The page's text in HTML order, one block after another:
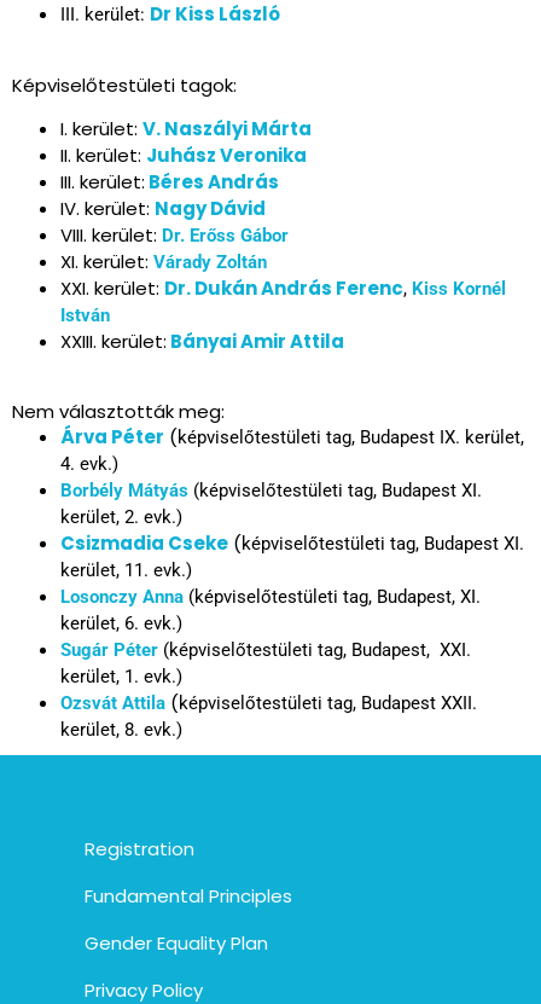
III. kerület: Dr Kiss László
Képviselőtestületi tagok:
I. kerület: V. Naszályi Márta
II. kerület: Juhász Veronika
III. kerület: Béres András
IV. kerület: Nagy Dávid
VIII. kerület: Dr. Erőss Gábor
XI. kerület: Várady Zoltán
XXI. kerület: Dr. Dukán András Ferenc, Kiss Kornél
István
XXIII. kerület: Bányai Amir Attila
Nem választották meg:
Árva Péter (képviselőtestületi tag, Budapest IX. kerület,
4. evk.)
Borbély Mátyás (képviselőtestületi tag, Budapest XI.
kerület, 2. evk.)
Csizmadia Cseke (képviselőtestületi tag, Budapest XI.
kerület, 11. evk.)
Losonczy Anna (képviselőtestületi tag, Budapest, XI.
kerület, 6. evk.)
Sugár Péter (képviselőtestületi tag, Budapest, XXI.
kerület, 1. evk.)
Ozsvát Attila (képviselőtestületi tag, Budapest XXII.
kerület, 8. evk.)
Registration
Fundamental Principles
Gender Equality Plan
Privacy Policy